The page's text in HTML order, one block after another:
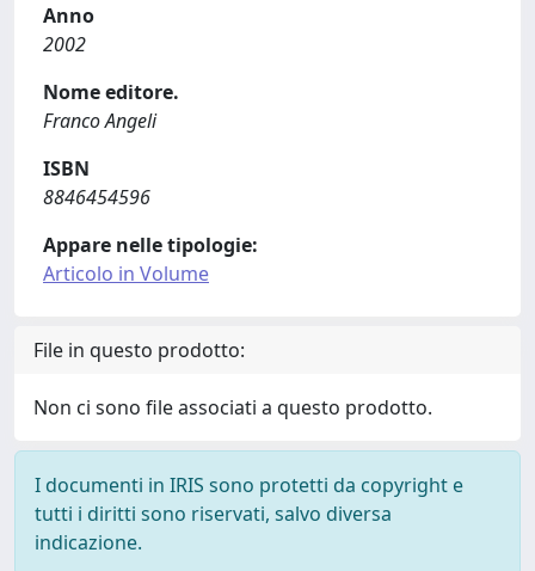
Anno
2002
Nome editore.
Franco Angeli
ISBN
8846454596
Appare nelle tipologie:
Articolo in Volume
File in questo prodotto:
Non ci sono file associati a questo prodotto.
I documenti in IRIS sono protetti da copyright e
tutti i diritti sono riservati, salvo diversa
indicazione.